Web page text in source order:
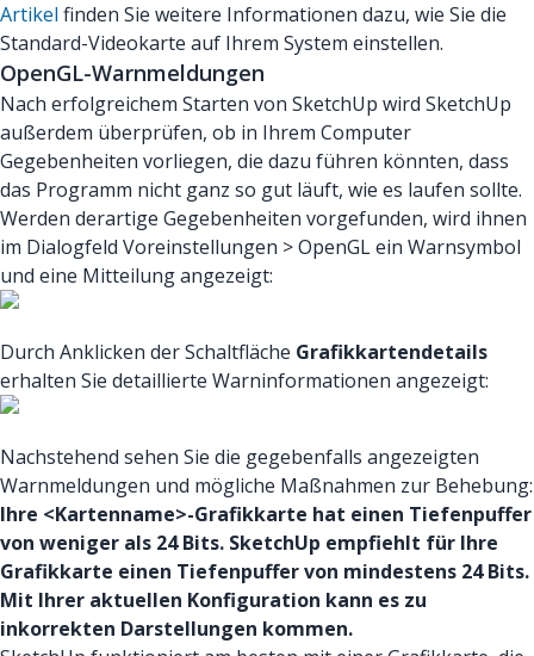
Artikel finden Sie weitere Informationen dazu, wie Sie die
Standard-Videokarte auf Ihrem System einstellen.
OpenGL-Warnmeldungen
Nach erfolgreichem Starten von SketchUp wird SketchUp
außerdem überprüfen, ob in Ihrem Computer
Gegebenheiten vorliegen, die dazu führen könnten, dass
das Programm nicht ganz so gut läuft, wie es laufen sollte.
Werden derartige Gegebenheiten vorgefunden, wird ihnen
im Dialogfeld Voreinstellungen > OpenGL ein Warnsymbol
und eine Mitteilung angezeigt:
Durch Anklicken der Schaltfläche Grafikkartendetails
erhalten Sie detaillierte Warninformationen angezeigt:
Nachstehend sehen Sie die gegebenfalls angezeigten
Warnmeldungen und mögliche Maßnahmen zur Behebung:
Ihre <Kartenname>-Grafikkarte hat einen Tiefenpuffer
von weniger als 24 Bits. SketchUp empfiehlt für Ihre
Grafikkarte einen Tiefenpuffer von mindestens 24 Bits.
Mit Ihrer aktuellen Konfiguration kann es zu
inkorrekten Darstellungen kommen.